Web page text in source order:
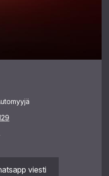
viesti